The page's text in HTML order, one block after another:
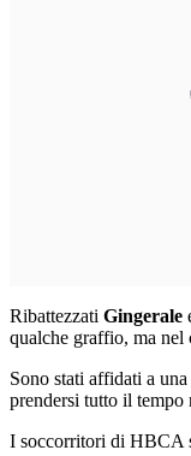
Ribattezzati Gingerale
qualche graffio, ma nel
Sono stati affidati a
prendersi tutto il tempo
I soccorritori di HBCA